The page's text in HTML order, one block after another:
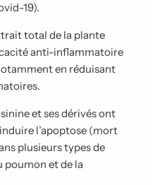
19).
total de la plante
anti-inflammatoire
en réduisant
et ses dérivés ont
l’apoptose (mort
plusieurs types de
poumon et de la